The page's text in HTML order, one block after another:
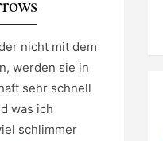
nicht mit dem
werden sie in
sehr schnell
was ich
schlimmer